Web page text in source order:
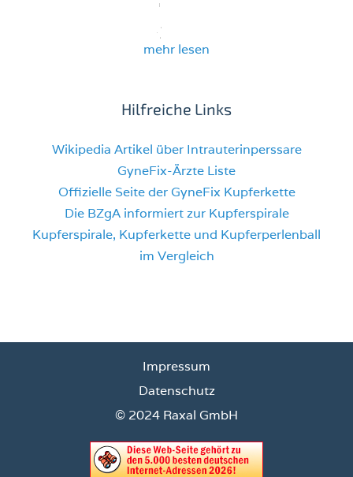
mehr lesen
Hilfreiche Links
Wikipedia Artikel über Intrauterinperssare
GyneFix-Ärzte Liste
Offizielle Seite der GyneFix Kupferkette
Die BZgA informiert zur Kupferspirale
Kupferspirale, Kupferkette und Kupferperlenball
im Vergleich
Impressum
Datenschutz
© 2024 Raxal GmbH